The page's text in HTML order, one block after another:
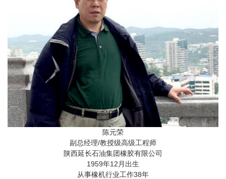
陈元荣
副总经理/教授级高级工程师
陕西延长石油集团橡胶有限公司
1959年12月出生
从事橡机行业工作38年